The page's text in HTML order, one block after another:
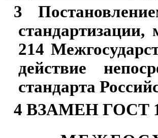
3
214
действие
стандарта
4 ВЗАМЕН ГОСТ